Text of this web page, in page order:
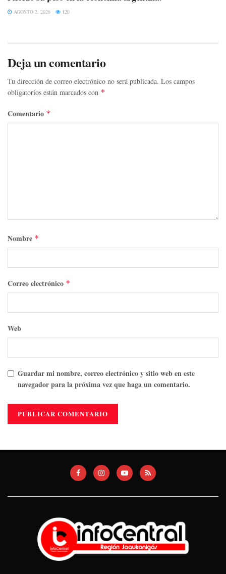
AGOSTO 2, 2026 120
Deja un comentario
Tu dirección de correo electrónico no será publicada. Los campos
obligatorios están marcados con *
Comentario *
Nombre *
Correo electrónico *
Web
Guardar mi nombre, correo electrónico y sitio web en este
navegador para la próxima vez que haga un comentario.